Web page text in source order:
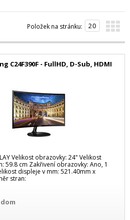
Položek na stránku:
C24F390F - FullHD, D-Sub, HDMI
Velikost obrazovky: 24" Velikost
59.8 cm Zakřivení obrazovky: Ano, 1
displeje v mm: 521.40mm x
stran: